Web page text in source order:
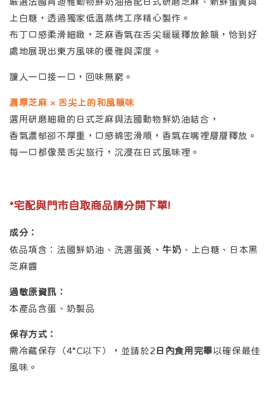
上白糖，透過獨家低溫蒸烤工序精心製作。
布丁口感柔滑細緻，芝麻香氣在舌尖緩緩釋放餘韻，恰到好
處地展現出東方風味的優雅與深度。
讓人一口接一口，回味無窮。
濃厚芝麻 × 舌尖上的和風韻味
選用研磨細緻的日式芝麻與法國動物鮮奶油結合，
香氣濃郁卻不厚重，口感綿密滑順，香氣在嘴裡層層釋放。
每一口都像是舌尖旅行，沉浸在日式風味裡。
*宅配與門市自取商品請分開下單!
成分：
依品項含：法國鮮奶油、洗選蛋黃 、牛奶 、上白糖、日本黑
芝麻醬
過敏原資訊：
本產品含蛋、奶製品
保存方式：
需冷藏保存（4°C以下），並請於2日內食用完畢以確保最佳
風味。